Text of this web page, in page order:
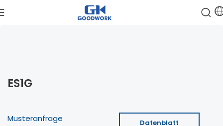
ES1G
Musteranfrage Datenblatt